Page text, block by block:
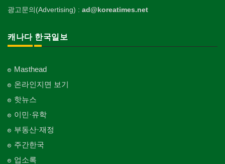
광고문의(Advertising) : ad@koreatimes.net
캐나다 한국일보
Masthead
온라인지면 보기
핫뉴스
이민·유학
부동산·재정
주간한국
업소록